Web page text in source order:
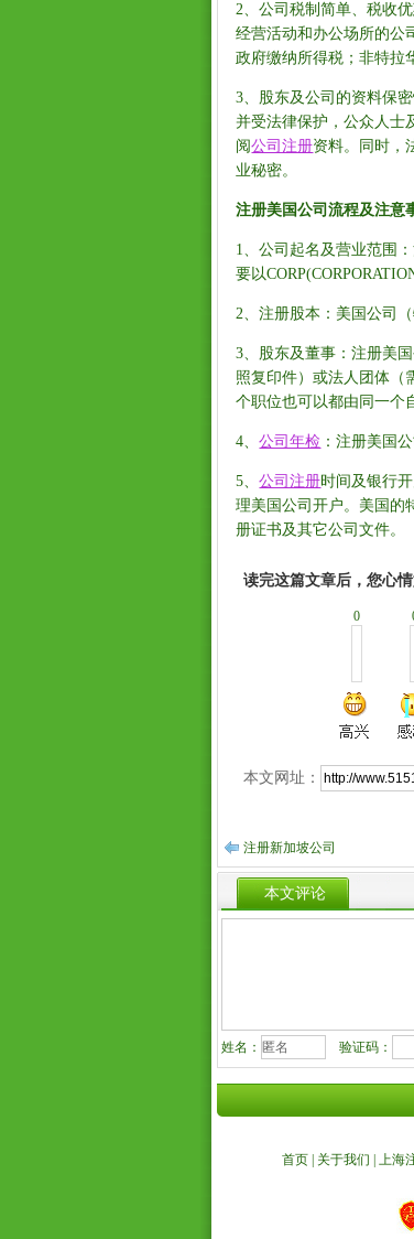
2、公司税制简单、税收
经营活动和办公场所的公
政府缴纳所得税；非特拉
3、股东及公司的资料保
并受法律保护，公众人士
阅公司注册资料。同时，
业秘密。
注册美国公司流程及注意
1、公司起名及营业范围
要以
2、注册股本：美国公司
3、股东及董事：注册美
照复印件）或法人团体（
个职位也可以都由同一个
4、公司年检 ：注册美国
5、公司注册时间及银行
理美国公司开户。美国的
册证书及其它公司文件。
读完这篇文章后，您心情
0
本文网址：
注册新加坡公司
本文评论
姓名： 验证码：
首页 关于我们 上海